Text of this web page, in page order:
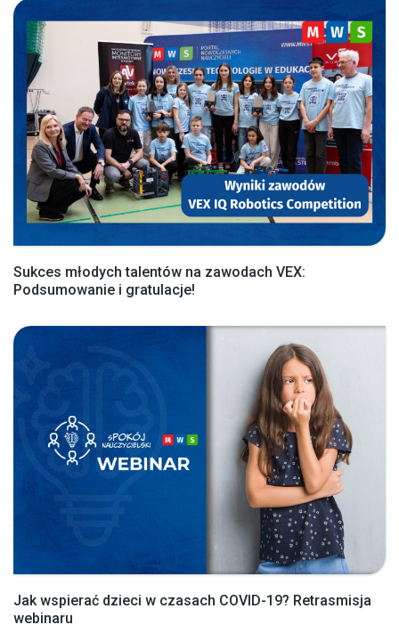
Sukces młodych talentów na zawodach VEX:
Podsumowanie i gratulacje!
Jak wspierać dzieci w czasach COVID-19? Retrasmisja
webinaru